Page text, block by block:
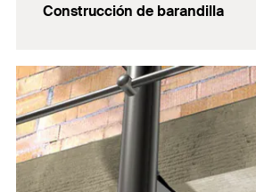
Construcción de barandilla